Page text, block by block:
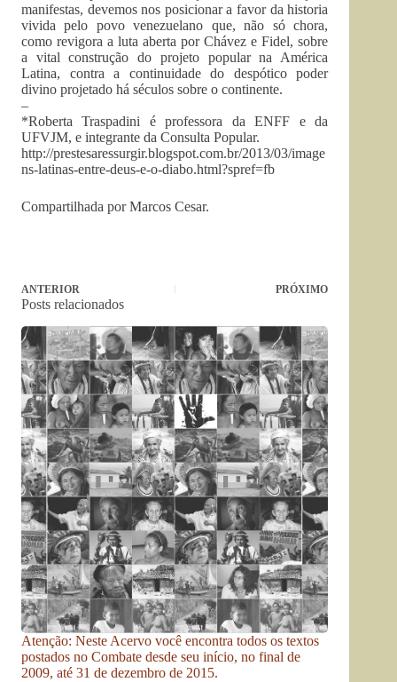
manifestas, devemos nos posicionar a favor da historia
vivida pelo povo venezuelano que, não só chora,
como revigora a luta aberta por Chávez e Fidel, sobre
a vital construção do projeto popular na América
Latina, contra a continuidade do despótico poder
divino projetado há séculos sobre o continente.
–
*Roberta Traspadini é professora da ENFF e da
UFVJM, e integrante da Consulta Popular.
http://prestesaressurgir.blogspot.com.br/2013/03/image
ns-latinas-entre-deus-e-o-diabo.html?spref=fb
Compartilhada por Marcos Cesar.
ANTERIOR PRÓXIMO
Posts relacionados
Atenção: Neste Acervo você encontra todos os textos
postados no Combate desde seu início, no final de
2009, até 31 de dezembro de 2015.